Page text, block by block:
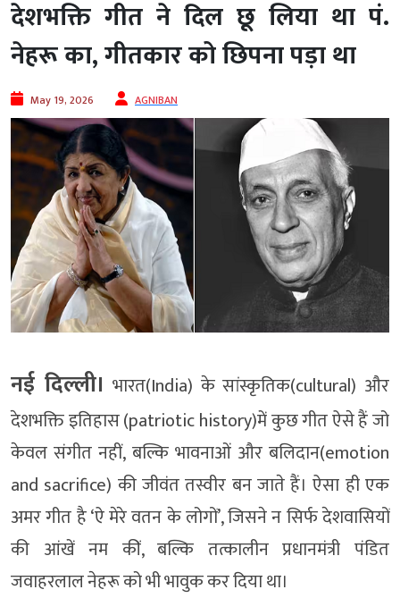
देशभक्ति गीत ने दिल छू लिया था पं.
नेहरू का, गीतकार को छिपना पड़ा था
May 19, 2026 AGNIBAN
नई दिल्ली। भारत(India) के सांस्कृतिक(cultural) और
देशभक्ति इतिहास (patriotic history)में कुछ गीत ऐसे हैं जो
केवल संगीत नहीं, बल्कि भावनाओं और बलिदान(emotion
and sacrifice) की जीवंत तस्वीर बन जाते हैं। ऐसा ही एक
अमर गीत है ‘ऐ मेरे वतन के लोगों’, जिसने न सिर्फ देशवासियों
की आंखें नम कीं, बल्कि तत्कालीन प्रधानमंत्री पंडित
जवाहरलाल नेहरू को भी भावुक कर दिया था।